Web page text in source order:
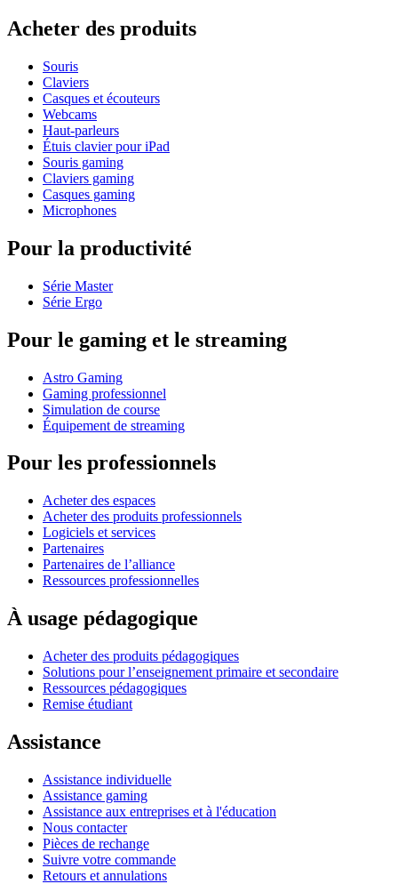
Acheter des produits
Souris
Claviers
Casques et écouteurs
Webcams
Haut-parleurs
Étuis clavier pour iPad
Souris gaming
Claviers gaming
Casques gaming
Microphones
Pour la productivité
Série Master
Série Ergo
Pour le gaming et le streaming
Astro Gaming
Gaming professionnel
Simulation de course
Équipement de streaming
Pour les professionnels
Acheter des espaces
Acheter des produits professionnels
Logiciels et services
Partenaires
Partenaires de l’alliance
Ressources professionnelles
À usage pédagogique
Acheter des produits pédagogiques
Solutions pour l’enseignement primaire et secondaire
Ressources pédagogiques
Remise étudiant
Assistance
Assistance individuelle
Assistance gaming
Assistance aux entreprises et à l'éducation
Nous contacter
Pièces de rechange
Suivre votre commande
Retours et annulations